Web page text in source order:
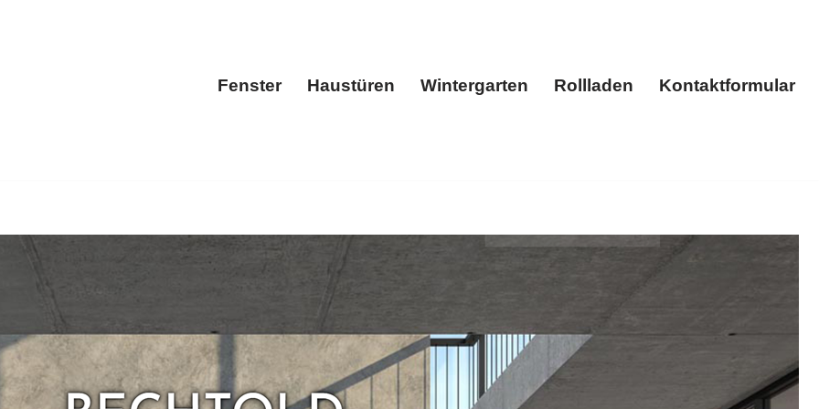
Fenster Haustüren Wintergarten Rollladen Kontaktformular